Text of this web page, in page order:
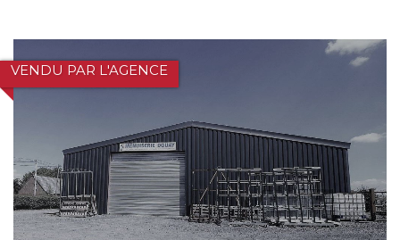
VENDU PAR L'AGENCE